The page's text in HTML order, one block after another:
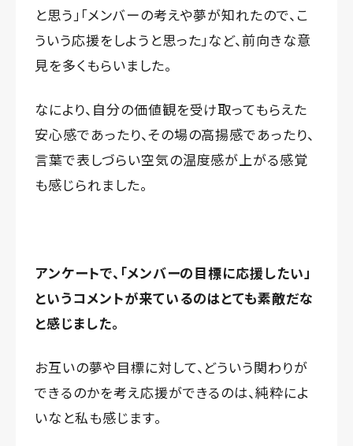
と思う」「メンバーの考えや夢が知れたので、こ
ういう応援をしようと思った」など、前向きな意
見を多くもらいました。
なにより、自分の価値観を受け取ってもらえた
安心感であったり、その場の高揚感であったり、
言葉で表しづらい空気の温度感が上がる感覚
も感じられました。
アンケートで、「メンバーの目標に応援したい」
というコメントが来ているのはとても素敵だな
と感じました。
お互いの夢や目標に対して、どういう関わりが
できるのかを考え応援ができるのは、純粋によ
いなと私も感じます。